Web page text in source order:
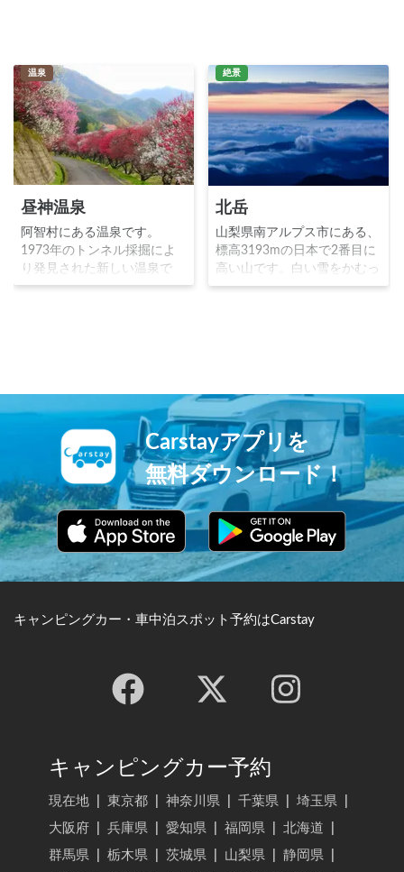
温泉
昼神温泉
阿智村にある温泉です。
1973年のトンネル採掘によ
り発見された新しい温泉で
す。阿智川の湖畔には自然と
絶景
北岳
山梨県南アルプス市にある、
標高3193mの日本で2番目に
高い山です。白い雪をかむっ
た山という意味で白根山白峰
景が登山者に人気です。 ※
北岳より夜明けの富士山を望
む © TAKAO_Tsushimaクリエ
イティブコモンズライセンス
（表示4.0 国際）
https://creativecommons.org/
licenses/by/4.0/
Carstayアプリを
無料ダウンロード！
キャンピングカー・車中泊スポット予約はCarstay
キャンピングカー予約
現在地 東京都 神奈川県 千葉県 埼玉県
大阪府
兵庫県 愛知県 福岡県 北海道
群馬県
栃木県 茨城県 山梨県 静岡県